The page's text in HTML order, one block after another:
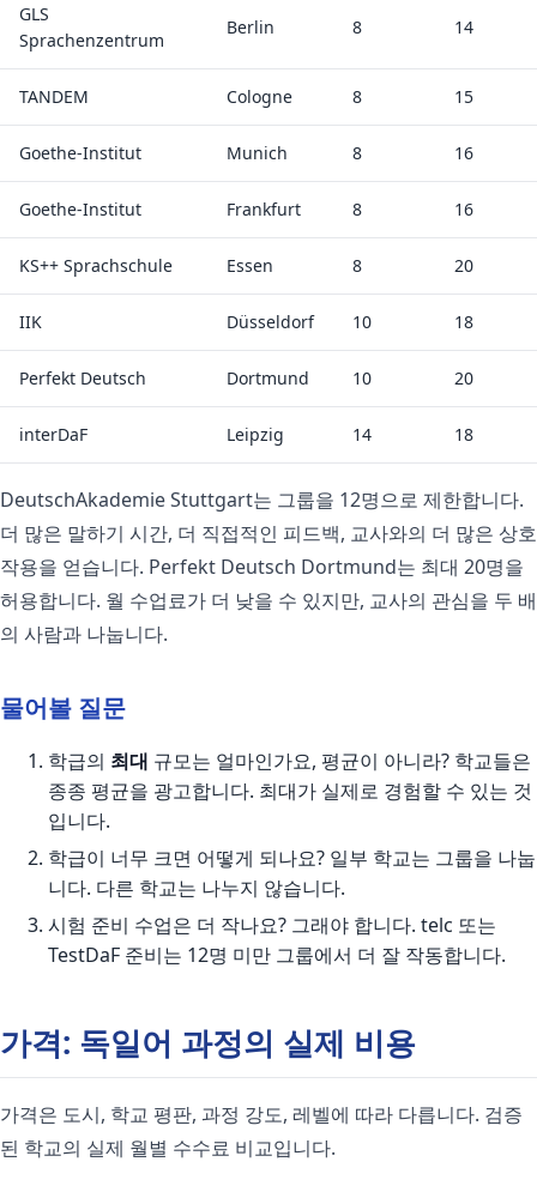
GLS
Sprachenzentrum
Berlin 8 14
TANDEM Cologne 8 15
Goethe-Institut Munich 8 16
Goethe-Institut Frankfurt 8 16
KS++ Sprachschule Essen 8 20
IIK Düsseldorf 10 18
Perfekt Deutsch Dortmund 10 20
interDaF Leipzig 14 18
DeutschAkademie Stuttgart는 그룹을 12명으로 제한합니다.
더 많은 말하기 시간, 더 직접적인 피드백, 교사와의 더 많은 상호
작용을 얻습니다. Perfekt Deutsch Dortmund는 최대 20명을
허용합니다. 월 수업료가 더 낮을 수 있지만, 교사의 관심을 두 배
의 사람과 나눕니다.
물어볼 질문
학급의 최대 규모는 얼마인가요, 평균이 아니라? 학교들은
종종 평균을 광고합니다. 최대가 실제로 경험할 수 있는 것
입니다.
학급이 너무 크면 어떻게 되나요? 일부 학교는 그룹을 나눕
니다. 다른 학교는 나누지 않습니다.
시험 준비 수업은 더 작나요? 그래야 합니다. telc 또는
TestDaF 준비는 12명 미만 그룹에서 더 잘 작동합니다.
가격: 독일어 과정의 실제 비용
가격은 도시, 학교 평판, 과정 강도, 레벨에 따라 다릅니다. 검증
된 학교의 실제 월별 수수료 비교입니다.